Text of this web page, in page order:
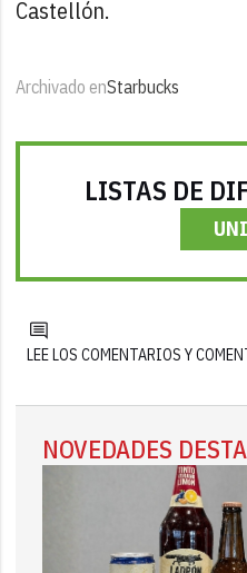
Castellón.
Archivado enStarbucks
LISTAS DE
LEE LOS COMENTARIOS Y
NOVEDADES